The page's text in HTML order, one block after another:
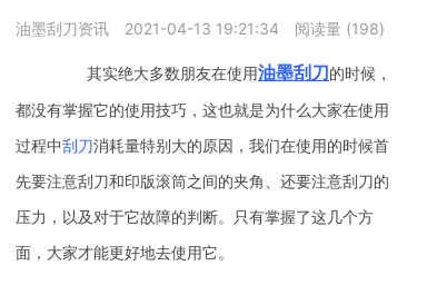
油墨刮刀资讯 2021-04-13 19:21:34 阅读量 (198)
其实绝大多数朋友在使用油墨刮刀的时候，
都没有掌握它的使用技巧，这也就是为什么大家在使用
过程中刮刀消耗量特别大的原因，我们在使用的时候首
先要注意刮刀和印版滚筒之间的夹角、还要注意刮刀的
压力，以及对于它故障的判断。只有掌握了这几个方
面，大家才能更好地去使用它。